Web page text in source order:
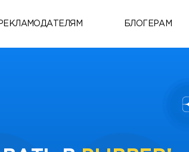
РЕКЛАМОДАТЕЛЯМ БЛОГЕРАМ